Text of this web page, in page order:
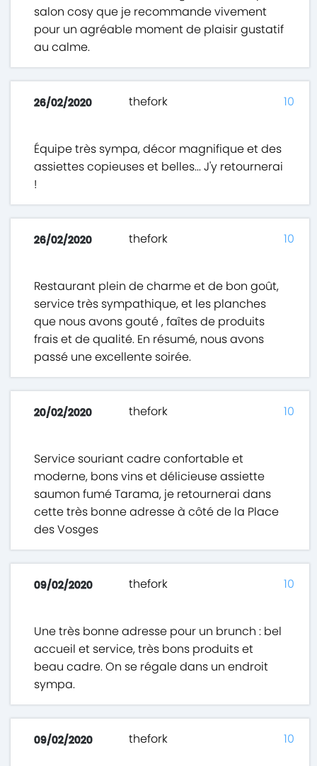
salon cosy que je recommande vivement
pour un agréable moment de plaisir gustatif
au calme.
26/02/2020 thefork
Équipe très sympa, décor magnifique et des
assiettes copieuses et belles... J'y retournerai
!
10
26/02/2020 thefork
Restaurant plein de charme et de bon goût,
service très sympathique, et les planches
que nous avons gouté , faîtes de produits
frais et de qualité. En résumé, nous avons
passé une excellente soirée.
10
20/02/2020 thefork
Service souriant cadre confortable et
moderne, bons vins et délicieuse assiette
saumon fumé Tarama, je retournerai dans
cette très bonne adresse à côté de la Place
des Vosges
10
09/02/2020 thefork
Une très bonne adresse pour un brunch : bel
accueil et service, très bons produits et
beau cadre. On se régale dans un endroit
sympa.
10
09/02/2020 thefork 10